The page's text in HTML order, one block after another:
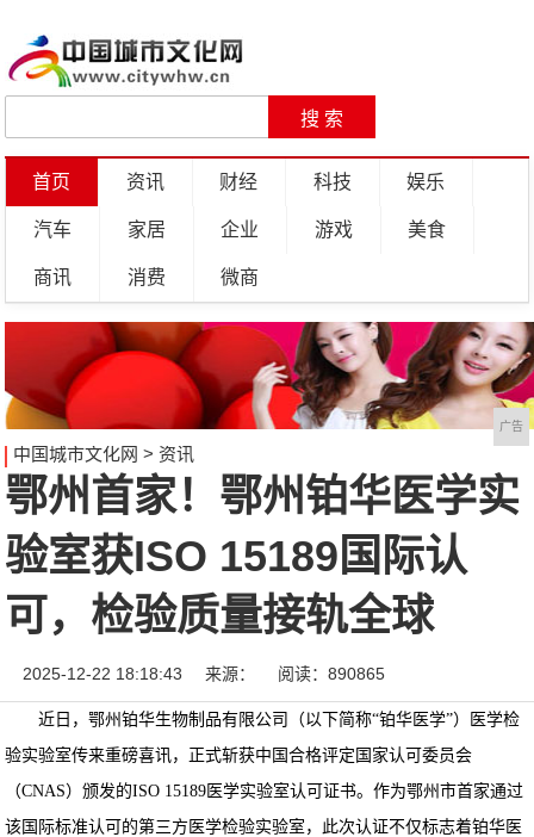
首页 资讯 财经 科技 娱乐
汽车 家居 企业 游戏 美食
商讯 消费 微商
广告
中国城市文化网 > 资讯
鄂州首家！鄂州铂华医学实
验室获ISO 15189国际认
可，检验质量接轨全球
2025-12-22 18:18:43 来源： 阅读：890865
近日，鄂州铂华生物制品有限公司（以下简称“铂华医学”）医学检
验实验室传来重磅喜讯，正式斩获中国合格评定国家认可委员会
（CNAS）颁发的ISO 15189医学实验室认可证书。作为鄂州市首家通过
该国际标准认可的第三方医学检验实验室，此次认证不仅标志着铂华医